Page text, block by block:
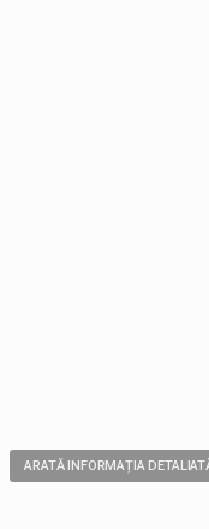
ARATĂ INFORMAȚIA